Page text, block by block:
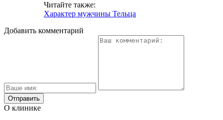
Читайте также:
Характер мужчины Тельца
Добавить комментарий
О клинике